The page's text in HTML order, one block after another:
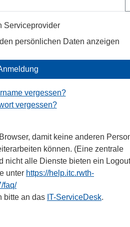
Serviceprovider
persönlichen Daten anzeigen
vergessen?
vergessen?
damit keine anderen
können. (Eine zentrale
nicht alle Dienste bieten ein
unter https://help.itc.rwth-
faq/
bitte an das IT-ServiceDesk.